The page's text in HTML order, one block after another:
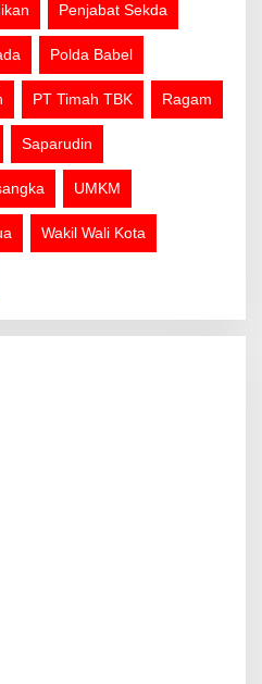
Penjabat Sekda
Polda Babel
PT Timah TBK Ragam
Saparudin
UMKM
Wakil Wali Kota